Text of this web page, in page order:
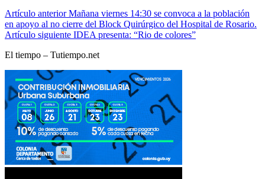
Artículo anterior Mañana viernes 14:30 se convoca a la población
en apoyo al no cierre del Block Quirúrgico del Hospital de Rosario.
Artículo siguiente IDEA presenta: “Rio de colores”
El tiempo – Tutiempo.net